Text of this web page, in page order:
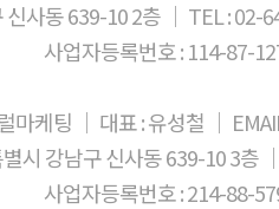
가시간을 보낼 수 있어 사생활을 중
실내에는 지열 냉, 난방으로 관리비
가 계약된 만큼 인기몰이 중인 가
격으로 만나보길 바란다”고 전했다
사 보기]
도입하였고, 지열 냉 난방 시스템으
향상시켰다. 내년 4월에 완공 되는 가
공세대 8가구와 2차 토지분양 6가
지 196평, 건평 110평)과 B타입 (
타입으로 구성되어 있다. 2차 토지분
신사동 639-10 2층 │ TEL :
사업자등록번호 : 114-87-
마케팅 │ 대표 : 유성철 │
별시 강남구 신사동 639-10 3층
사업자등록번호 : 214-88-